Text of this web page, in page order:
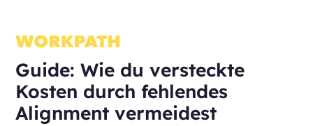
Guide: Wie du versteckte
Kosten durch fehlendes
Alignment vermeidest